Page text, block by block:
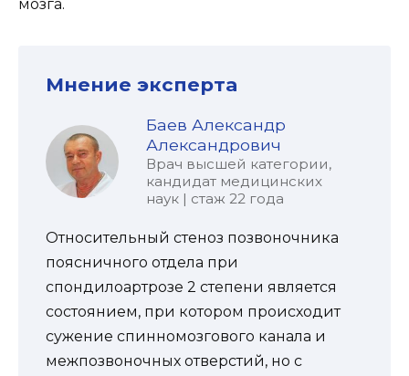
мозга.
Мнение эксперта
Баев Александр
Александрович
Врач высшей категории,
кандидат медицинских
наук | стаж 22 года
Относительный стеноз позвоночника
поясничного отдела при
спондилоартрозе 2 степени является
состоянием, при котором происходит
сужение спинномозгового канала и
межпозвоночных отверстий, но с